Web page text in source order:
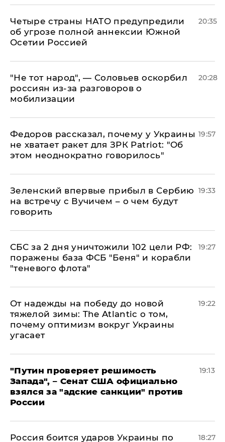
Четыре страны НАТО предупредили
об угрозе полной аннексии Южной
Осетии Россией
20:35
​"Не тот народ", — Соловьев оскорбил
россиян из-за разговоров о
мобилизации
20:28
Федоров рассказал, почему у Украины
не хватает ракет для ЗРК Patriot: "Об
этом неоднократно говорилось"
19:57
Зеленский впервые прибыл в Сербию
на встречу с Вучичем – о чем будут
говорить
19:33
СБС за 2 дня уничтожили 102 цели РФ:
поражены база ФСБ "Беня" и корабли
"теневого флота"
19:27
От надежды на победу до новой
тяжелой зимы: The Atlantic о том,
почему оптимизм вокруг Украины
угасает
19:22
"Путин проверяет решимость
Запада", – Сенат США официально
взялся за "адские санкции" против
России
19:13
Россия боится ударов Украины по
18:27